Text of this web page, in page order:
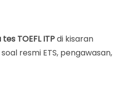
TOEFL ITPdi kisaran
resmi ETS, pengawasan,